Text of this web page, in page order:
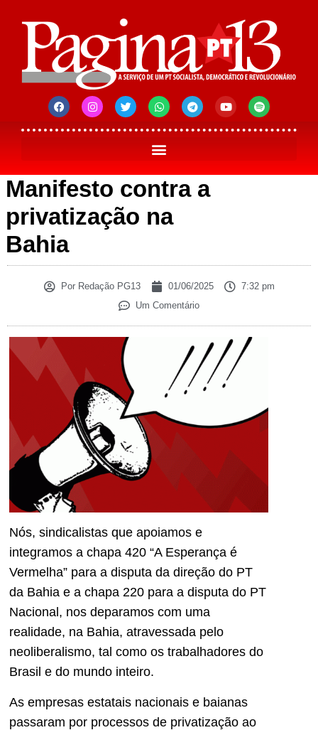
Manifesto contra a
privatização na
Bahia
PorRedação PG13 01/06/2025
7:32 pm
Um Comentário
Nós, sindicalistas que apoiamos e
integramos a chapa 420 “A Esperança é
Vermelha” para a disputa da direção do PT
da Bahia e a chapa 220 para a disputa do PT
Nacional, nos deparamos com uma
realidade, na Bahia, atravessada pelo
neoliberalismo, tal como os trabalhadores do
Brasil e do mundo inteiro.
As empresas estatais nacionais e baianas
passaram por processos de privatização ao